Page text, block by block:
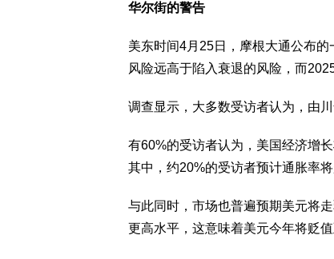
华尔街的警告
美东时间4月25日，摩根大通公布
风险远高于陷入衰退的风险，而
调查显示，大多数受访者认为，由
有60%的受访者认为，美国经济增
其中，约20%的受访者预计通胀率将
与此同时，市场也普遍预期美元将
更高水平，这意味着美元今年将贬值